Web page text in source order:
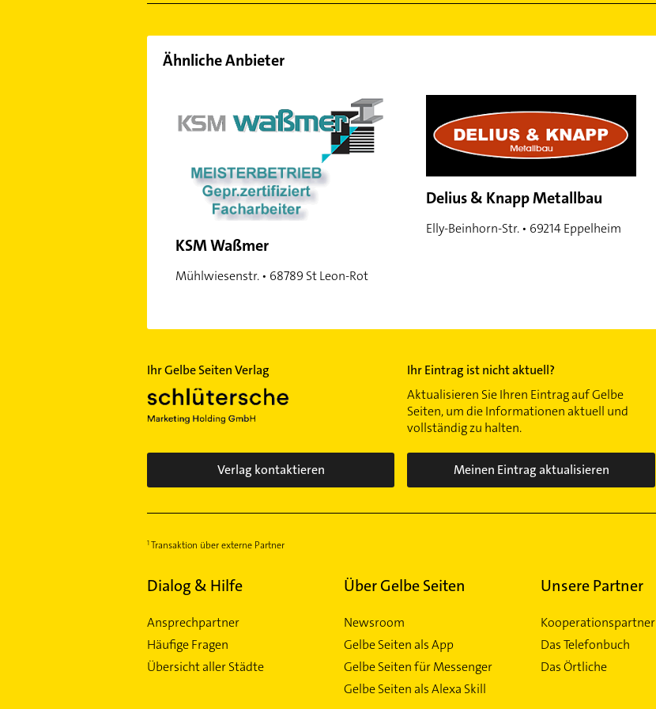
Ähnliche Anbieter
KSM Waßmer
Mühlwiesenstr. • 68789 St Leon-Rot
Delius & Knapp Metallbau
Elly-Beinhorn-Str. • 69214 Eppelheim
Ihr Gelbe Seiten Verlag
Verlag kontaktieren
Ihr Eintrag ist nicht aktuell?
Aktualisieren Sie Ihren Eintrag auf Gelbe
Seiten, um die Informationen aktuell und
vollständig zu halten.
Meinen Eintrag aktualisieren
Transaktion über externe Partner
Dialog & Hilfe
Ansprechpartner
Häufige Fragen
Übersicht aller Städte
Über Gelbe Seiten
Newsroom
Gelbe Seiten als App
Gelbe Seiten für Messenger
Gelbe Seiten als Alexa Skill
Unsere Partner
Kooperationspartner
Das Telefonbuch
Das Örtliche